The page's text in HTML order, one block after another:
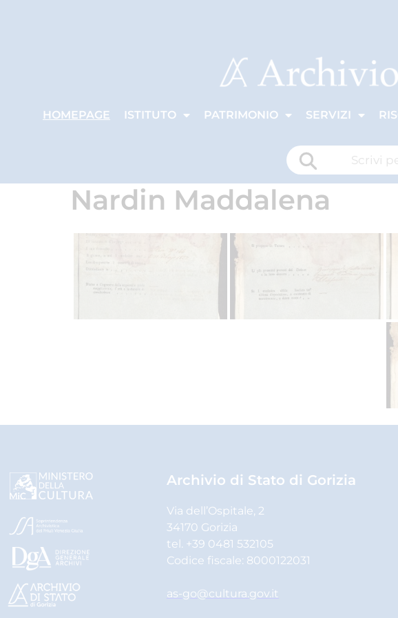
HOMEPAGE ISTITUTO PATRIMONIO SERVIZI
Nardin Maddalena
Archivio di Stato di Gorizia
Via dell’Ospitale, 2
34170 Gorizia
tel. +39 0481 532105
Codice fiscale: 8000122031
as-go@cultura.gov.it